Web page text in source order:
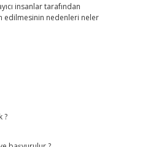
insanlar tarafından
edilmesinin nedenleri neler
?